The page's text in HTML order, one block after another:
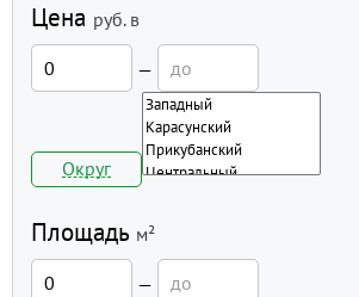
Цена руб. в
—
Округ
Площадь м²
—